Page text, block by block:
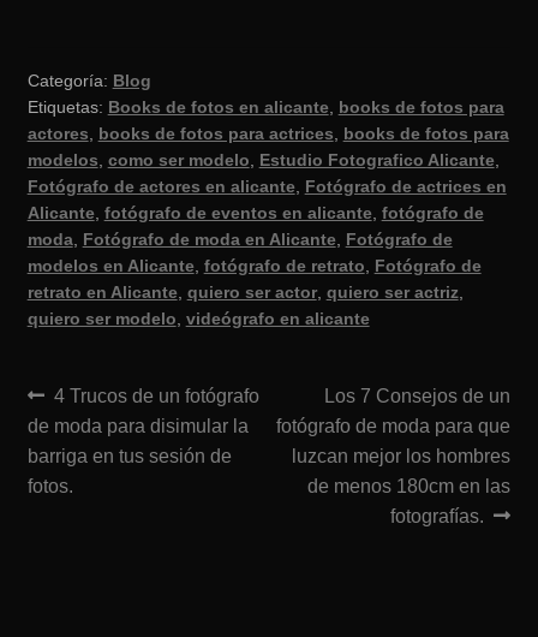
Categoría: Blog
Etiquetas: Books de fotos en alicante, books de fotos para
actores
books de fotos para actrices
books de fotos para
modelos como ser modelo Estudio Fotografico Alicante,
Fotógrafo de actores en alicante, Fotógrafo de actrices en
Alicante, fotógrafo de eventos en alicante, fotógrafo de
moda, Fotógrafo de moda en Alicante, Fotógrafo de
modelos en Alicante, fotógrafo de retrato
Fotógrafo de
retrato en Alicante, quiero ser actor, quiero ser actriz
quiero ser modelo videógrafo en alicante
Navegación
de
entradas
Anterior:
4 Trucos de un fotógrafo
de moda para disimular la
barriga en tus sesión de
fotos.
Siguiente:
Los 7 Consejos de un
fotógrafo de moda para que
luzcan mejor los hombres
de menos 180cm en las
fotografías.